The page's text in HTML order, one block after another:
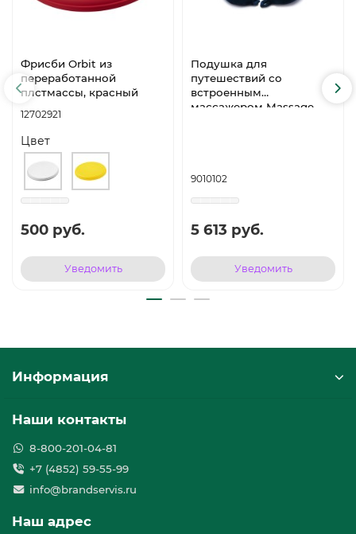
Фрисби Orbit из
переработанной
плстмассы, красный
12702921
Цвет
500 руб.
Уведомить
Подушка для
путешествий со
встроенным
массажером Massage
9010102
5 613 руб.
Уведомить
Информация
Наши контакты
8-800-201-04-81
+7 (4852) 59-55-99
info@brandservis.ru
Наш адрес